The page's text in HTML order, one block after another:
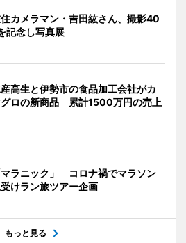
カメラマン・吉田紘さん、撮影40
記念し写真展
高生と伊勢市の食品加工会社がカ
グロの新商品 累計1500万円の売上
ラニック」 コロナ禍でマラソン
けラン旅ツアー企画
もっと見る